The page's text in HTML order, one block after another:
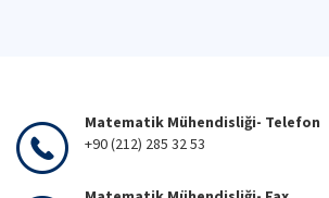
Matematik Mühendisliği- Telefon
+90 (212) 285 32 53